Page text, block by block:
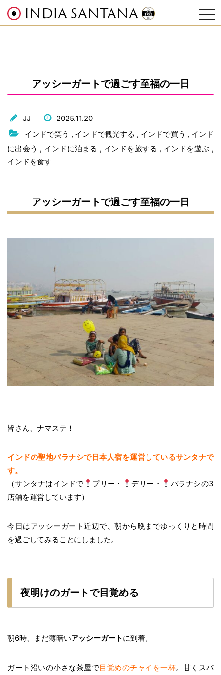
INDIA SANTANA
アッシーガートで過ごす至福の一日
JJ
2025.11.20
インドで笑う , インドで観光する , インドで買う , インド
に出会う , インドに泊まる , インドを旅する , インドを遊ぶ ,
インドを食す
アッシーガートで過ごす至福の一日
皆さん、ナマステ！
インドの聖地バラナシで日本人宿を運営しているサンタナで
す。
（サンタナはインドで
プリー・ デリー・
バラナシの3
店舗を運営しています）
今日はアッシーガート近辺で、朝から晩までゆっくりと時間
を過ごしてみることにしました。
夜明けのガートで目覚める
朝6時、まだ薄暗いアッシーガート に到着。
ガート沿いの小さな茶屋で目覚めのチャイを一杯。甘くスパ